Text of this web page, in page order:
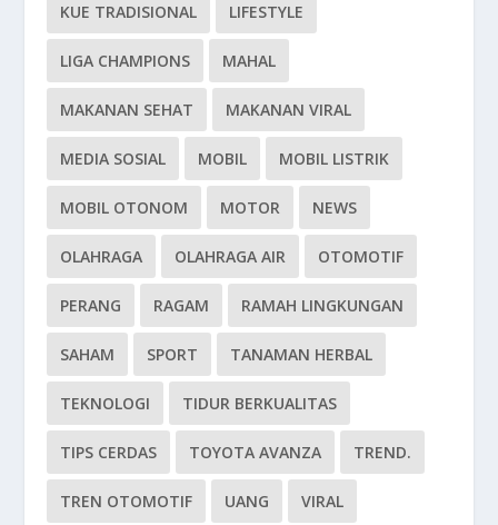
KUE TRADISIONAL LIFESTYLE
LIGA CHAMPIONS MAHAL
MAKANAN SEHAT MAKANAN VIRAL
MEDIA SOSIAL MOBIL MOBIL LISTRIK
MOBIL OTONOM MOTOR NEWS
OLAHRAGA OLAHRAGA AIR OTOMOTIF
PERANG RAGAM RAMAH LINGKUNGAN
SAHAM SPORT TANAMAN HERBAL
TEKNOLOGI TIDUR BERKUALITAS
TIPS CERDAS TOYOTA AVANZA TREND.
TREN OTOMOTIF UANG VIRAL